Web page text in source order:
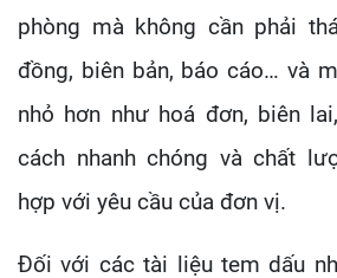
phòng mà không cần phải
đồng, biên bản, báo cáo… và
nhỏ hơn như hoá đơn, biên
cách nhanh chóng và chất
hợp với yêu cầu của đơn vị.
Đối với các tài liệu tem dấu